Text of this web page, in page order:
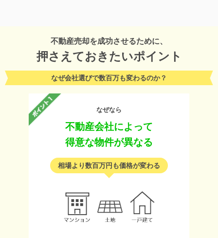
不動産売却を成功させるために、
押さえておきたいポイント
なぜ会社選びで数百万も変わるのか？
なぜなら
不動産会社によって
得意な物件が異なる
相場より数百万円も価格が変わる